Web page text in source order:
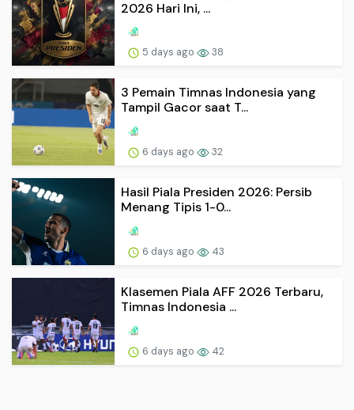
2026 Hari Ini, ...
5 days ago 38
3 Pemain Timnas Indonesia yang
Tampil Gacor saat T...
6 days ago 32
Hasil Piala Presiden 2026: Persib
Menang Tipis 1-0...
6 days ago 43
Klasemen Piala AFF 2026 Terbaru,
Timnas Indonesia ...
6 days ago 42